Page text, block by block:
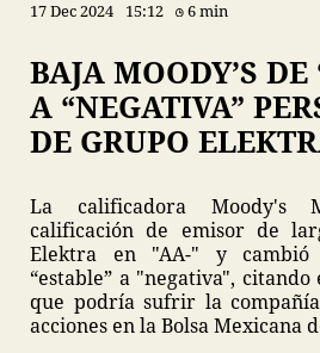
17 Dec 2024 15:12 6 min
BAJA MOODY’S DE
A “NEGATIVA”
DE GRUPO
La calificadora Moody's
calificación de emisor de
Elektra en "AA-" y cambió
“estable” a "negativa",
que podría sufrir la
acciones en la Bolsa Mexicana